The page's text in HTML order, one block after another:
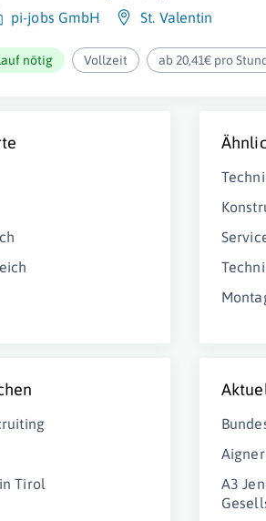
pi-jobs GmbH St. Valentin
nötig Vollzeit ab 20,41€ pro
Tirol
A3